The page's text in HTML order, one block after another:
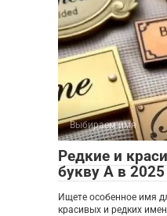
Выбираем имя
Редкие и
букву А в 2025
Ищете особенное имя
красивых и редких